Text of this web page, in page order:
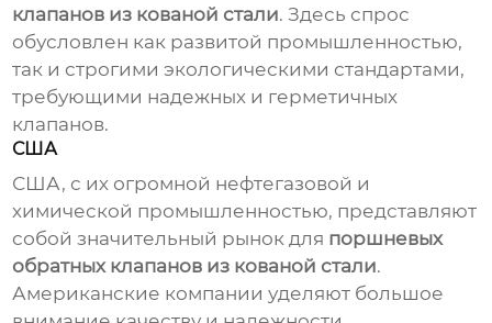
клапанов из кованой стали. Здесь спрос
обусловлен как развитой промышленностью,
так и строгими экологическими стандартами,
требующими надежных и герметичных
клапанов.
США
США, с их огромной нефтегазовой и
химической промышленностью, представляют
собой значительный рынок для поршневых
обратных клапанов из кованой стали.
Американские компании уделяют большое